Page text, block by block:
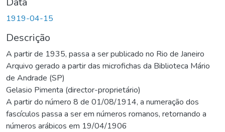
1919-04-15
Descrição
A partir de 1935, passa a ser publicado no Rio de Janeiro
Arquivo gerado a partir das microfichas da Biblioteca Mário
de Andrade (SP)
Gelasio Pimenta (director-proprietário)
A partir do número 8 de 01/08/1914, a numeração dos
fascículos passa a ser em números romanos, retornando a
números arábicos em 19/04/1906